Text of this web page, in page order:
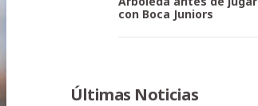
con Boca Juniors
Últimas Noticias